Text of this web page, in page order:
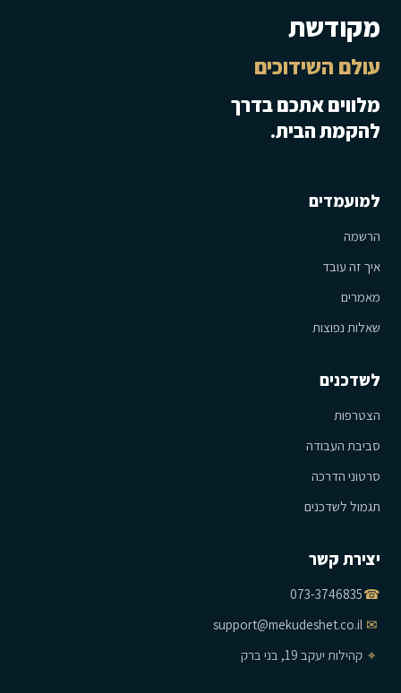
מקודשת
עולם השידוכים
מלווים אתכם בדרך
להקמת הבית.
למועמדים
הרשמה
איך זה עובד
מאמרים
שאלות נפוצות
לשדכנים
הצטרפות
סביבת העבודה
סרטוני הדרכה
תגמול לשדכנים
יצירת קשר
☎
073-3746835
✉
support@mekudeshet.co.il
⌖ קהילות יעקב 19, בני ברק